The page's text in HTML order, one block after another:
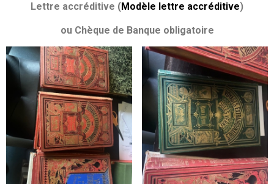
Lettre accréditive (Modèle lettre accréditive)
ou Chèque de Banque obligatoire